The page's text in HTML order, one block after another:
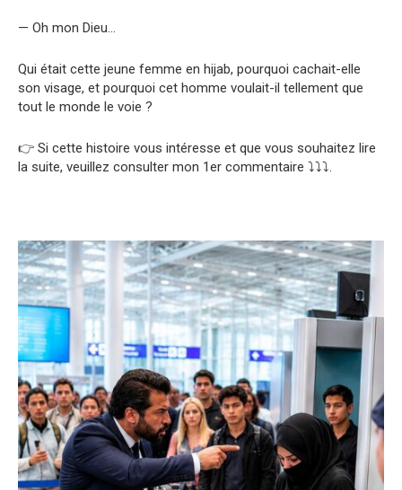
— Oh mon Dieu…
Qui était cette jeune femme en hijab, pourquoi cachait-elle
son visage, et pourquoi cet homme voulait-il tellement que
tout le monde le voie ?
👉 Si cette histoire vous intéresse et que vous souhaitez lire
la suite, veuillez consulter mon 1er commentaire ⤵️⤵️⤵️.